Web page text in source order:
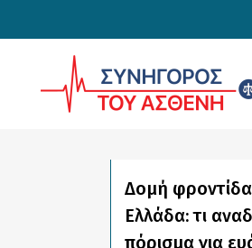
ALL
Δομή
Ελλάδα: τι
πόρισμα για